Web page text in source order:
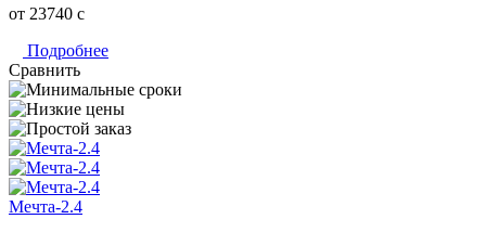
от 23740 c
Подробнее
Сравнить
Мечта-2.4